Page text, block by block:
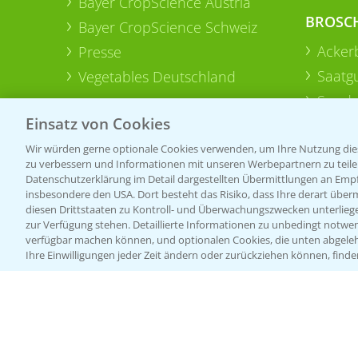
Bayer CropScience Schweiz
Presse
Vegetables Deutschland
Einsatz von Cookies
Wir würden gerne optionale Cookies verwenden, um Ihre Nutzung
zu verbessern und Informationen mit unseren Werbepartnern zu
Datenschutzerklärung im Detail dargestellten Übermittlungen an
insbesondere den USA. Dort besteht das Risiko, dass Ihre derart
diesen Drittstaaten zu Kontroll- und Überwachungszwecken
zur Verfügung stehen. Detaillierte Informationen zu unbedingt
verfügbar machen können, und optionalen Cookies, die unten
Ihre Einwilligungen jeder Zeit ändern oder zurückziehen können,